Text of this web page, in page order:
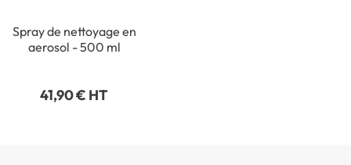
Spray de nettoyage en
aerosol - 500 ml
41,90 € HT